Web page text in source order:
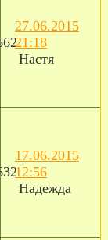
27.06.2015
21:18
Настя
17.06.2015
12:56
Надежда